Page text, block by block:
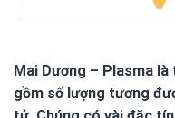
Mai Dương – Plasma là
gồm số lượng tương